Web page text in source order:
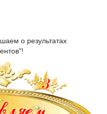
о результатах